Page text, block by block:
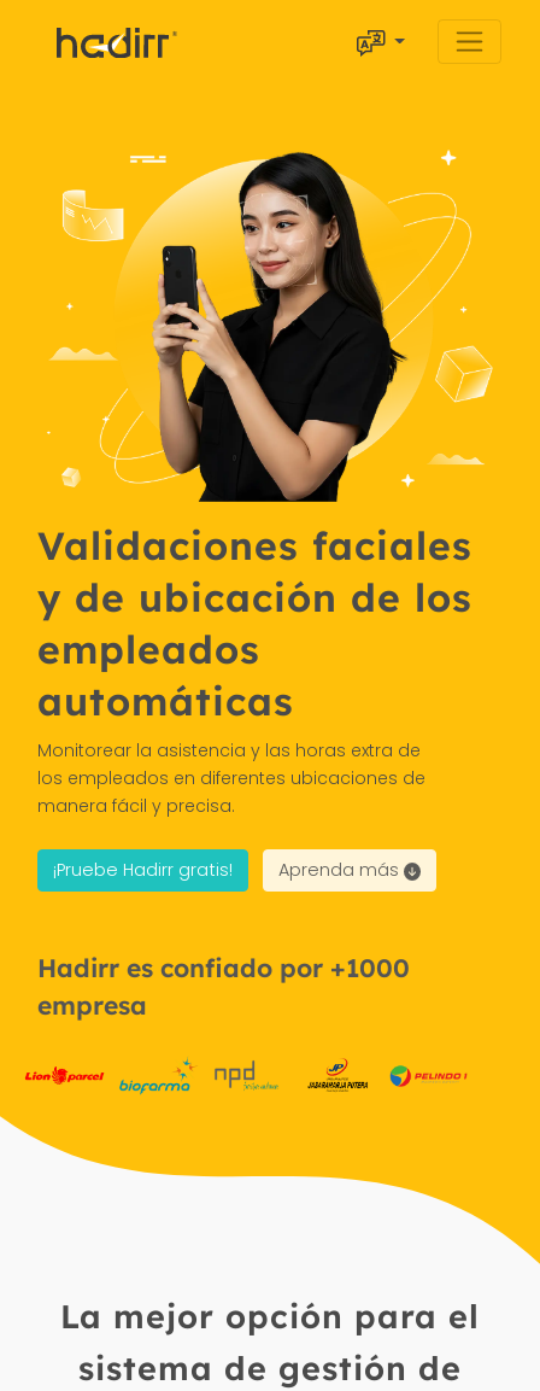
Validaciones faciales
y de ubicación de los
empleados
automáticas
Monitorear la asistencia y las horas extra de
los empleados en diferentes ubicaciones de
manera fácil y precisa.
¡Pruebe Hadirr gratis! Aprenda más
Hadirr es confiado por +1000
empresa
La mejor opción para el
sistema de gestión de